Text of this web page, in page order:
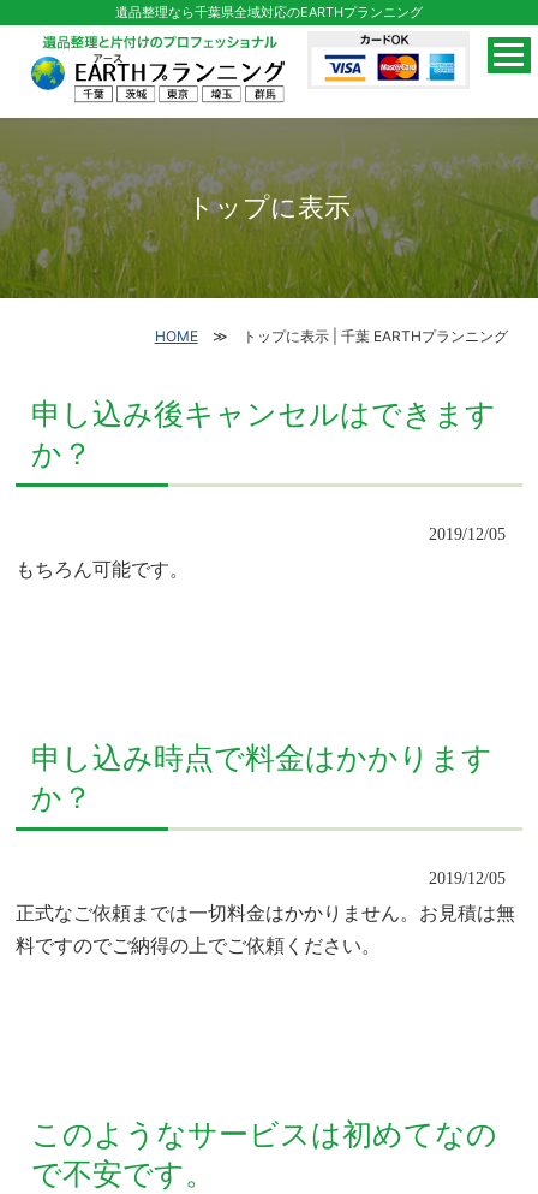
遺品整理なら千葉県全域対応のEARTHプランニング
トップに表示
HOME トップに表示 | 千葉 EARTHプランニング
申し込み後キャンセルはできます
か？
2019/12/05
もちろん可能です。
申し込み時点で料金はかかります
か？
2019/12/05
正式なご依頼までは一切料金はかかりません。お見積は無
料ですのでご納得の上でご依頼ください。
このようなサービスは初めてなの
で不安です。